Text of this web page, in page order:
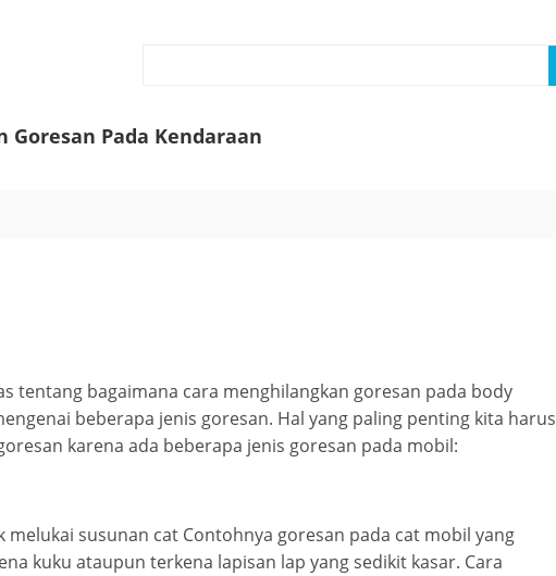
Goresan Pada Kendaraan
tentang bagaimana cara menghilangkan goresan pada body
beberapa jenis goresan. Hal yang paling penting kita harus
karena ada beberapa jenis goresan pada mobil:
melukai susunan cat Contohnya goresan pada cat mobil yang
kuku ataupun terkena lapisan lap yang sedikit kasar. Cara